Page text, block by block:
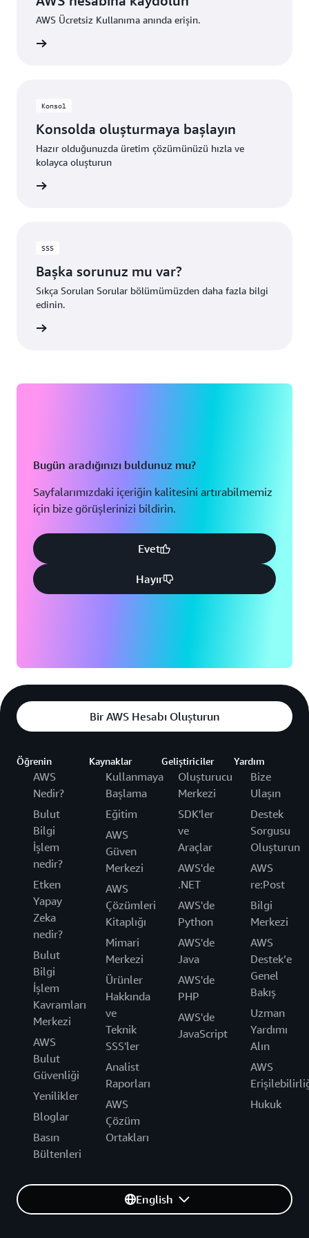
AWS Ücretsiz Kullanıma anında erişin.
Konsol
Konsolda oluşturmaya başlayın
Hazır olduğunuzda üretim çözümünüzü hızla ve
kolayca oluşturun
SSS
Başka sorunuz mu var?
Sıkça Sorulan Sorular bölümümüzden daha fazla bilgi
edinin.
Bugün aradığınızı buldunuz mu?
Sayfalarımızdaki içeriğin kalitesini artırabilmemiz
için bize görüşlerinizi bildirin.
Evet
Hayır
Bir AWS Hesabı Oluşturun
Öğrenin
AWS
Nedir?
Bulut
Bilgi
İşlem
nedir?
Etken
Yapay
Zeka
nedir?
Bulut
Bilgi
İşlem
Kavramları
Merkezi
AWS
Bulut
Güvenliği
Yenilikler
Bloglar
Basın
Bültenleri
Kaynaklar
Kullanmaya
Başlama
Eğitim
AWS
Güven
Merkezi
AWS
Çözümleri
Kitaplığı
Mimari
Merkezi
Ürünler
Hakkında
ve
Teknik
SSS'ler
Analist
Raporları
AWS
Çözüm
Ortakları
Geliştiriciler
Oluşturucu
Merkezi
SDK'ler
ve
Araçlar
AWS'de
.NET
AWS'de
Python
AWS'de
Java
AWS'de
PHP
AWS'de
JavaScript
Yardım
Bize
Ulaşın
Destek
Sorgusu
Oluşturun
AWS
re:Post
Bilgi
Merkezi
AWS
Destek’e
Genel
Bakış
Uzman
Yardımı
Alın
AWS
Hukuk
English